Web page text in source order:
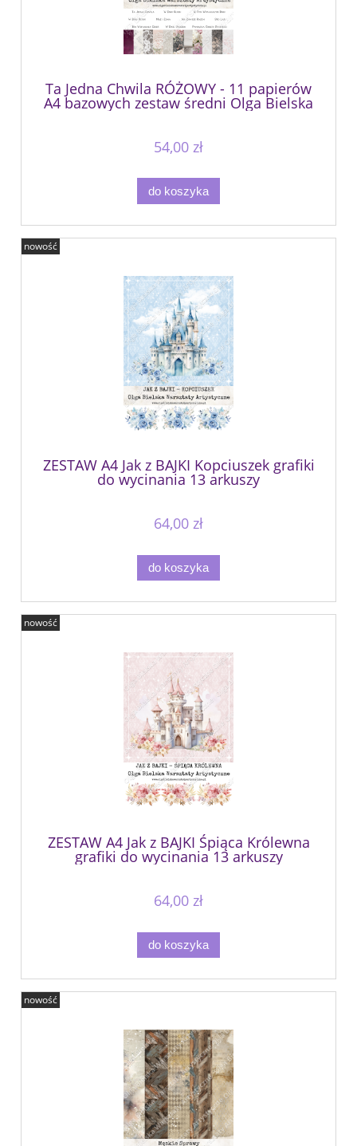
Ta Jedna Chwila RÓŻOWY - 11 papierów
A4 bazowych zestaw średni Olga Bielska
Warsztaty Artystyczne
54,00 zł
do koszyka
ZESTAW A4 Jak z BAJKI Kopciuszek grafiki
do wycinania 13 arkuszy
64,00 zł
do koszyka
nowość
ZESTAW A4 Jak z BAJKI Śpiąca Królewna
grafiki do wycinania 13 arkuszy
64,00 zł
do koszyka
nowość
nowość